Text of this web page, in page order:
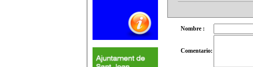
Nombre :
Comentario: